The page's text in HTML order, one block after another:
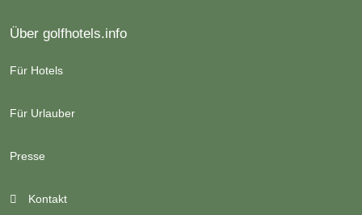
Über golfhotels.info
Für Hotels
Für Urlauber
Presse
Kontakt